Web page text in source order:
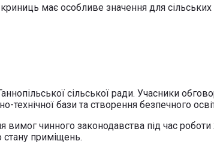
має особливе значення для сільських
сільської ради. Учасники
бази та створення безпечного
чинного законодавства під час роботи
стану приміщень.